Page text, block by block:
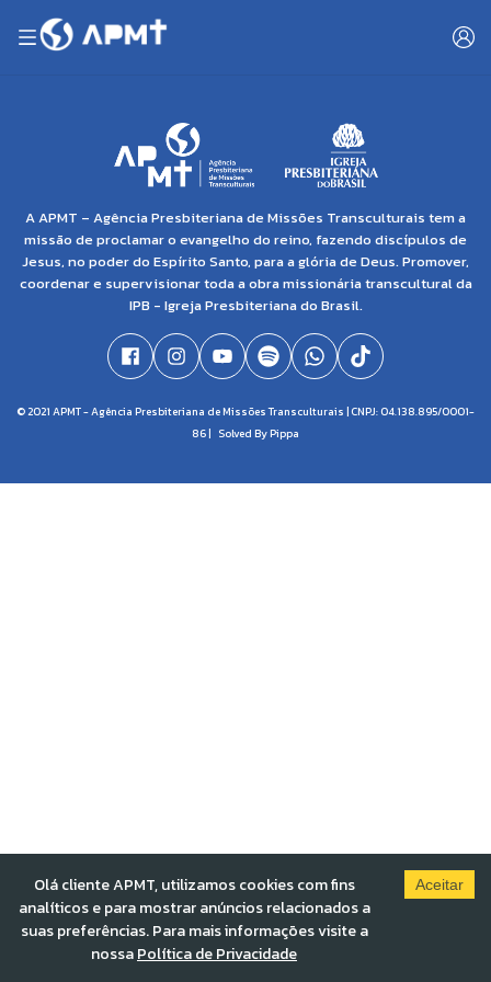
A APMT – Agência Presbiteriana de Missões Transculturais tem a
missão de proclamar o evangelho do reino, fazendo discípulos de
Jesus, no poder do Espírito Santo, para a glória de Deus. Promover,
coordenar e supervisionar toda a obra missionária transcultural da
IPB - Igreja Presbiteriana do Brasil.
© 2021 APMT - Agência Presbiteriana de Missões Transculturais | CNPJ: 04.138.895/0001-
86 | Solved By Pippa
Olá cliente APMT, utilizamos cookies com fins
analíticos e para mostrar anúncios relacionados a
suas preferências. Para mais informações visite a
nossaPolítica de Privacidade
Aceitar